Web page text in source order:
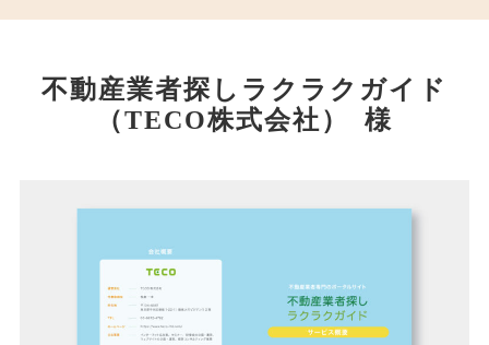
不動産業者探しラクラクガイド
（TECO株式会社） 様